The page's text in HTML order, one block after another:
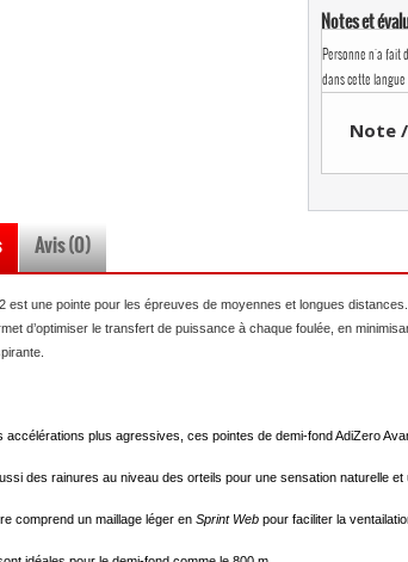
Notes et
Personne n'a fait
dans cette langue
Note
Avis (0)
est une pointe pour les épreuves de moyennes et longues distances.
d’optimiser le transfert de puissance à chaque foulée, en
accélérations plus agressives, ces pointes de demi-fond AdiZero
des rainures au niveau des orteils pour une sensation naturelle et
comprend un maillage léger en Sprint Web pour faciliter la